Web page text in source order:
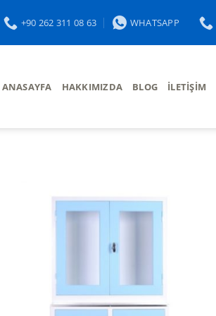
+90 262 311 08 63 WHATSAPP
ANASAYFA HAKKIMIZDA BLOG İLETIŞIM